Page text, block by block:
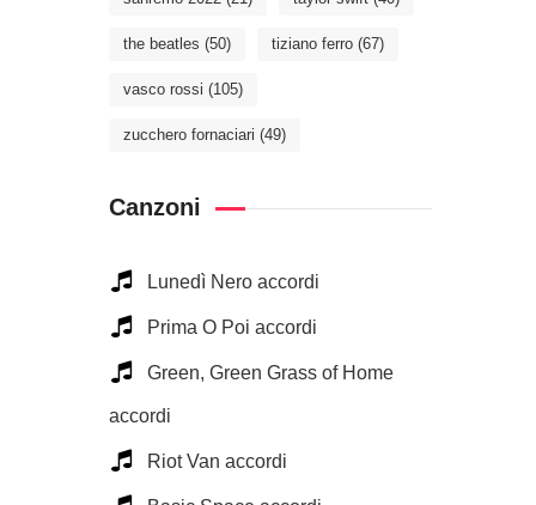
the beatles (50) tiziano ferro (67)
vasco rossi (105)
zucchero fornaciari (49)
Canzoni
Lunedì Nero accordi
Prima O Poi accordi
Green, Green Grass of Home
accordi
Riot Van accordi